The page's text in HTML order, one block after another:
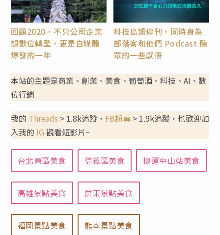
回顧2020，不只公司企業
想數位轉型，更是自媒體
爆發的一年
科技島讀停刊，同時身為
部落客和他們 Podcast 聽
眾的一些感悟
本站的主題是商業、創業、美食、葡萄酒、科技、AI、數
位行銷
我的 Threads > 1.8k追蹤， FB粉專> 1.9k追蹤，也歡迎加
入我的 IG 觀看短影片~
台北東區美食 信義區美食 捷運中山站美食
高雄景點美食 屏東景點美食
福岡景點美食 熊本景點美食